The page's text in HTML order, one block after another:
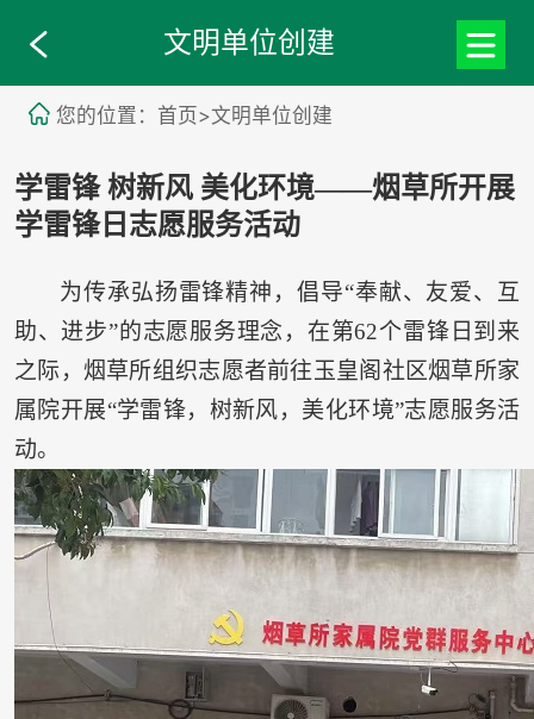
文明单位创建
您的位置：首页>文明单位创建
学雷锋 树新风 美化环境——烟草所开展
学雷锋日志愿服务活动
为传承弘扬雷锋精神，倡导“奉献、友爱、互
助、进步”的志愿服务理念，在第62个雷锋日到来
之际，烟草所组织志愿者前往玉皇阁社区烟草所家
属院开展“学雷锋，树新风，美化环境”志愿服务活
动。